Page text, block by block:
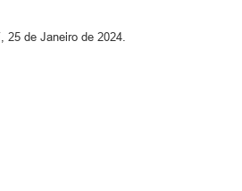
25 de Janeiro de 2024.